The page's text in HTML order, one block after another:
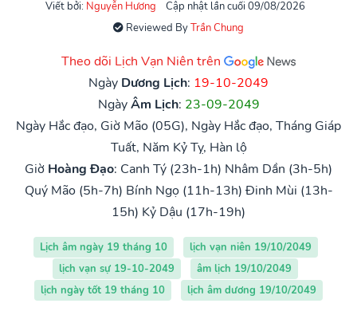
Viết bởi: Nguyễn Hương
Cập nhật lần cuối 09/08/2026
Reviewed ByTrần Chung
Theo dõi Lịch Vạn Niên trên
Ngày Dương Lịch: 19-10-2049
NgàyÂm Lịch: 23-09-2049
Ngày Hắc đạo, Giờ Mão (05G), Ngày Hắc đạo, Tháng Giáp
Tuất, Năm Kỷ Tỵ, Hàn lộ
Giờ Hoàng Đạo: Canh Tý (23h-1h) Nhâm Dần (3h-5h)
Quý Mão (5h-7h) Bính Ngọ (11h-13h) Đinh Mùi (13h-
15h) Kỷ Dậu (17h-19h)
Lịch âm ngày 19 tháng 10
lịch vạn niên 19/10/2049
lịch vạn sự 19-10-2049
âm lịch 19/10/2049
lịch ngày tốt 19 tháng 10
lịch âm dương 19/10/2049